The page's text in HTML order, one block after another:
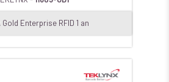
Gold Enterprise RFID 1 an